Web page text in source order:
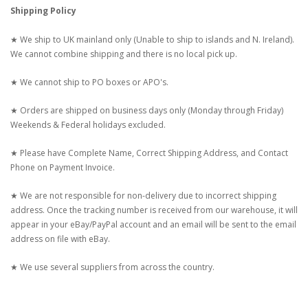
Shipping Policy
★ We ship to UK mainland only (Unable to ship to islands and N. Ireland).
We cannot combine shipping and there is no local pick up.
★ We cannot ship to PO boxes or APO's.
★ Orders are shipped on business days only (Monday through Friday)
Weekends & Federal holidays excluded.
★ Please have Complete Name, Correct Shipping Address, and Contact
Phone on Payment Invoice.
★ We are not responsible for non-delivery due to incorrect shipping
address. Once the tracking number is received from our warehouse, it will
appear in your eBay/PayPal account and an email will be sent to the email
address on file with eBay.
★ We use several suppliers from across the country.